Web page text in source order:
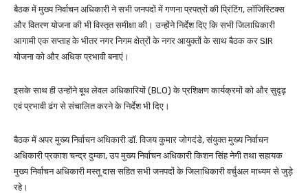
बैठक में मुख्य निर्वाचन अधिकारी ने सभी जनपदों में गणना प्रपत्रों की प्रिंटिंग, लॉजिस्टिक्स
और वितरण योजना की भी विस्तृत समीक्षा की। उन्होंने निर्देश दिए कि सभी जिलाधिकारी
आगामी एक सप्ताह के भीतर नगर निगम क्षेत्रों के नगर आयुक्तों के साथ बैठक कर SIR
योजना को और अधिक प्रभावी बनाएं।
इसके साथ ही उन्होंने बूथ लेवल अधिकारियों (BLO) के प्रशिक्षण कार्यक्रमों को और सुदृढ़
एवं प्रभावी ढंग से संचालित करने के निर्देश भी दिए।
बैठक में अपर मुख्य निर्वाचन अधिकारी डॉ. विजय कुमार जोगदंडे, संयुक्त मुख्य निर्वाचन
अधिकारी प्रकाश चन्द्र दुम्का, उप मुख्य निर्वाचन अधिकारी किशन सिंह नेगी तथा सहायक
मुख्य निर्वाचन अधिकारी मस्तू दास सहित सभी जनपदों के जिलाधिकारी वर्चुअल माध्यम से जुड़े
रहे।